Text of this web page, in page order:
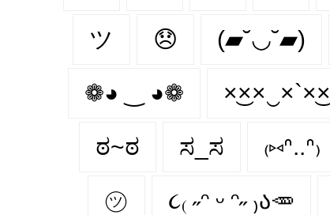
ツ 😞 (▰˘◡˘▰)
❁◕ ‿ ◕❁ ×͜××‿×`×͜×
ಠ~ಠ ಸ_ಸ ₍⑅ᐢ..ᐢ₎
㋡ ૮₍ ˶ᵔ ᵕ ᵔ˶ ₎ა🥕